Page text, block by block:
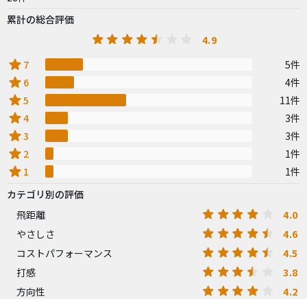
累計の総合評価
4.9
star 7 5件
star 6 4件
star5 11件
star4 3件
star3 3件
star 2 1件
star 1
1件
カテゴリ別の評価
飛距離
4.0
やさしさ 4.6
コストパフォーマンス 4.5
打感 3.8
方向性 4.2